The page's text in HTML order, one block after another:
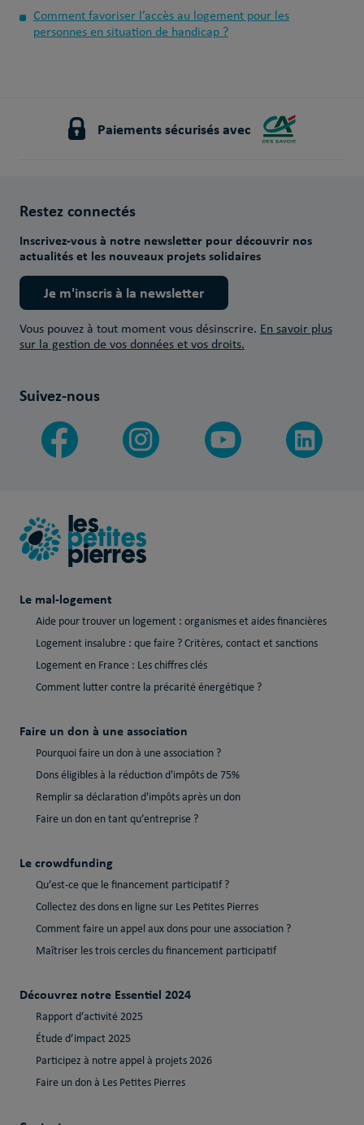
Comment favoriser l’accès au logement pour les
personnes en situation de handicap ?
Paiements sécurisés avec
Restez connectés
Inscrivez-vous à notre newsletter pour découvrir nos
actualités et les nouveaux projets solidaires
Je m'inscris à la newsletter
Vous pouvez à tout moment vous désinscrire. En savoir plus
sur la gestion de vos données et vos droits.
Suivez-nous
Le mal-logement
Aide pour trouver un logement : organismes et aides financières
Logement insalubre : que faire ? Critères, contact et sanctions
Logement en France : Les chiffres clés
Comment lutter contre la précarité énergétique ?
Faire un don à une association
Pourquoi faire un don à une association ?
Dons éligibles à la réduction d'impôts de 75%
Remplir sa déclaration d'impôts après un don
Faire un don en tant qu’entreprise ?
Le crowdfunding
Qu’est-ce que le financement participatif ?
Collectez des dons en ligne sur Les Petites Pierres
Comment faire un appel aux dons pour une association ?
Maîtriser les trois cercles du financement participatif
Découvrez notre Essentiel 2024
Rapport d’activité 2025
Étude d’impact 2025
Participez à notre appel à projets 2026
Faire un don à Les Petites Pierres